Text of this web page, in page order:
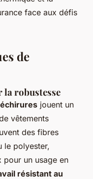
face aux défis
de
la robustesse
jouent un
vêtements
des fibres
le polyester,
pour un usage en
résistant au